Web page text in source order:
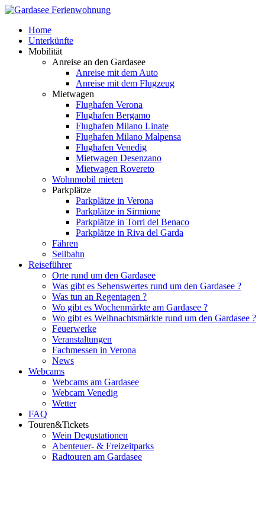
Home
Unterkünfte
Mobilität
Anreise an den Gardasee
Anreise mit dem Auto
Anreise mit dem Flugzeug
Mietwagen
Flughafen Verona
Flughafen Bergamo
Flughafen Milano Linate
Flughafen Milano Malpensa
Flughafen Venedig
Mietwagen Desenzano
Mietwagen Rovereto
Wohnmobil mieten
Parkplätze
Parkplätze in Verona
Parkplätze in Sirmione
Parkplätze in Torri del Benaco
Parkplätze in Riva del Garda
Fähren
Seilbahn
Reiseführer
Orte rund um den Gardasee
Was gibt es Sehenswertes rund um den Gardasee ?
Was tun an Regentagen ?
Wo gibt es Wochenmärkte am Gardasee ?
Wo gibt es Weihnachtsmärkte rund um den Gardasee ?
Feuerwerke
Veranstaltungen
Fachmessen in Verona
News
Webcams
Webcams am Gardasee
Webcam Venedig
Wetter
FAQ
Touren&Tickets
Wein Degustationen
Abenteuer- & Freizeitparks
Radtouren am Gardasee